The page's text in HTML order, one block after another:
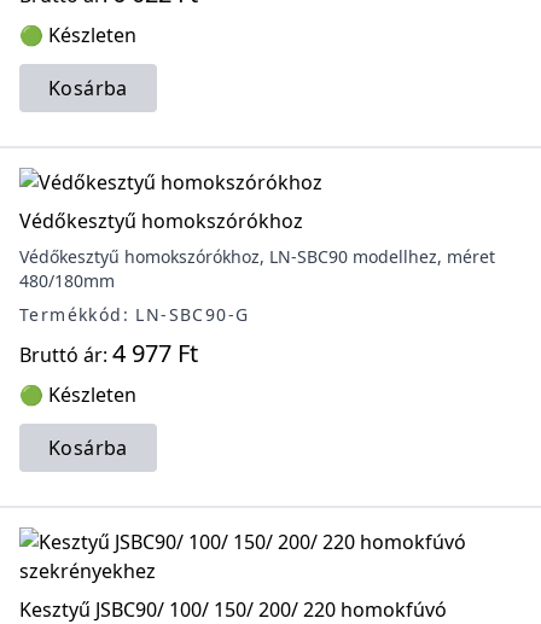
🟢 Készleten
Kosárba
Védőkesztyű homokszórókhoz
Védőkesztyű homokszórókhoz, LN-SBC90 modellhez, méret
480/180mm
Termékkód: LN-SBC90-G
Bruttó ár: 4 977 Ft
🟢 Készleten
Kosárba
Kesztyű JSBC90/ 100/ 150/ 200/ 220 homokfúvó